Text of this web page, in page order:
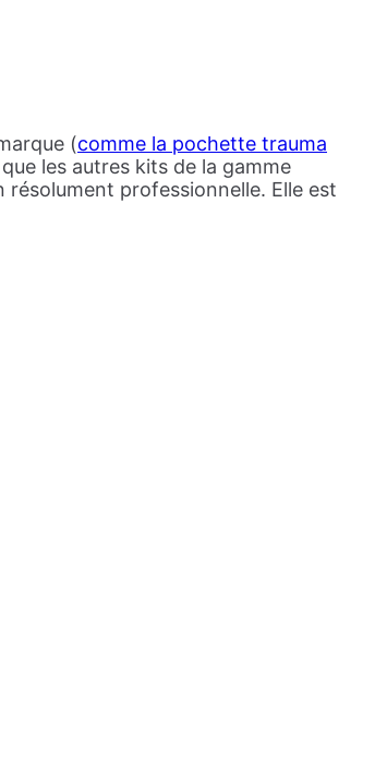
(comme la pochette trauma
les autres kits de la gamme
professionnelle. Elle est